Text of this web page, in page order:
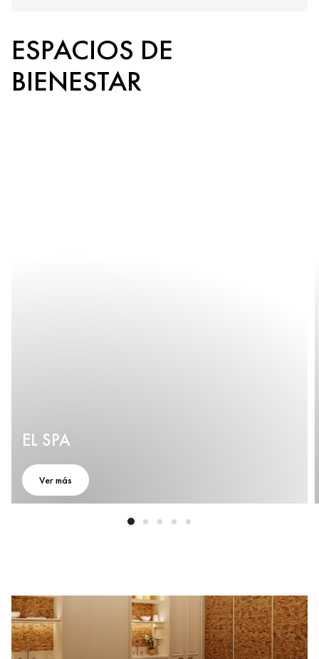
ESPACIOS DE
BIENESTAR
EL SPA
Ver más